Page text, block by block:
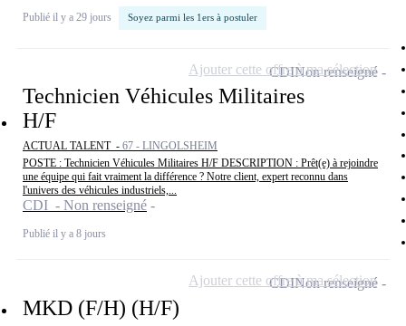
Publié il y a 29 jours Soyez parmi les 1ers à postuler
Technicien Véhicules Militaires
H/F
ACTUAL TALENT - 67 - LINGOLSHEIM
POSTE : Technicien Véhicules Militaires H/F DESCRIPTION : Prêt(e) à rejoindre
une équipe qui fait vraiment la différence ? Notre client, expert reconnu dans
l'univers des véhicules industriels,...
CDI - Non renseigné
Publié il y a 8 jours
CDINon renseigné
Ajouter cette offre à ma sélection
MKD (F/H) (H/F)
CDINon renseigné
Ajouter cette offre à ma sélection